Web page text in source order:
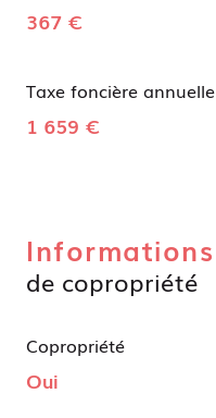
367 €
Taxe foncière annuelle
1 659 €
Informations
de copropriété
Copropriété
Oui